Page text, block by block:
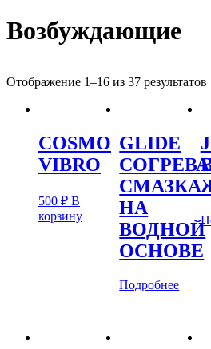
Возбуждающие
Отображение 1–16 из 37 результатов
COSMO
VIBRO
500 ₽ В
корзину
GLIDE
СМАЗКА
НА
ВОДНОЙ
ОСНОВЕ
Подробнее